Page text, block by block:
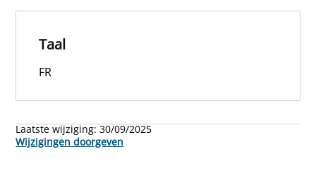
Taal
FR
Laatste wijziging:30/09/2025
Wijzigingen doorgeven